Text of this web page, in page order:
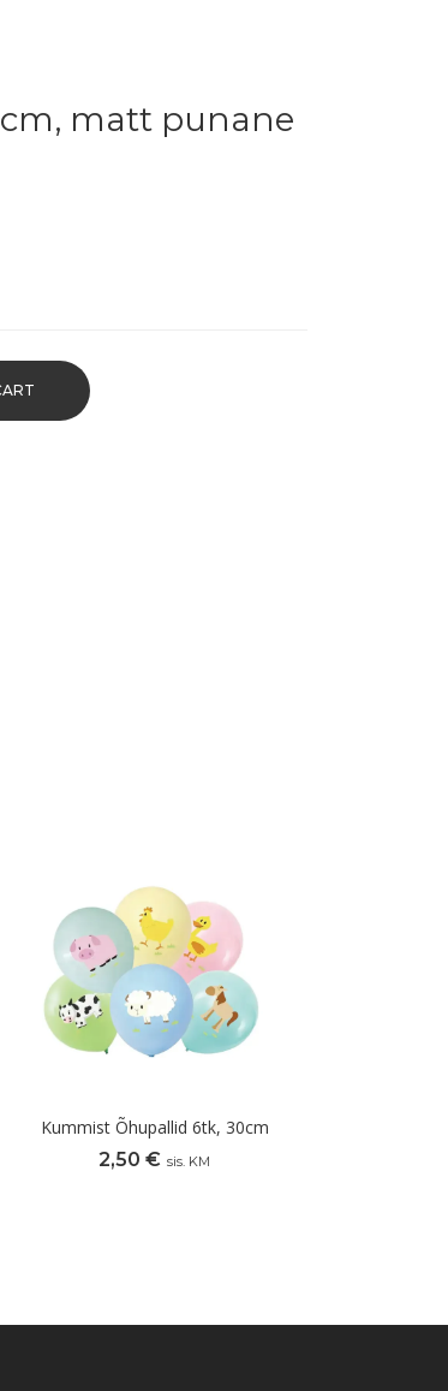
matt punane
Kummist Õhupallid 6tk, 30cm
2,50 € sis. KM